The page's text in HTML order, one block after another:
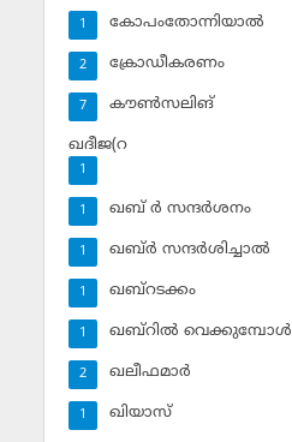
കോപംതോന്നിയാല്‍
1
ക്രോഡീകരണം
2
കൗണ്‍സലിങ്‌
7
ഖദീജ(റ
1
ഖബ് ര്‍ സന്ദര്‍ശനം
1
ഖബ്ര്‍ സന്ദര്‍ശിച്ചാല്‍
1
ഖബ്‌റടക്കം
1
ഖബ്‌റില്‍ വെക്കുമ്പോള്‍
1
ഖലീഫമാര്‍
2
ഖിയാസ്
1